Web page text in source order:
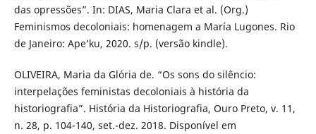
das opressões”. In: DIAS, Maria Clara et al. (Org.)
Feminismos decoloniais: homenagem a María Lugones. Rio
de Janeiro: Ape’ku, 2020. s/p. (versão kindle).
OLIVEIRA, Maria da Glória de. “Os sons do silêncio:
interpelações feministas decoloniais à história da
historiografia”. História da Historiografia, Ouro Preto, v. 11,
n. 28, p. 104-140, set.-dez. 2018. Disponível em